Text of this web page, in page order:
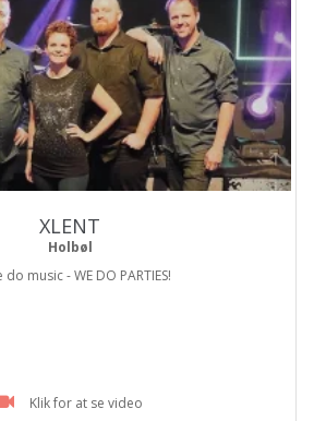
XLENT
Holbøl
do music - WE DO PARTIES!
Klik for at se video